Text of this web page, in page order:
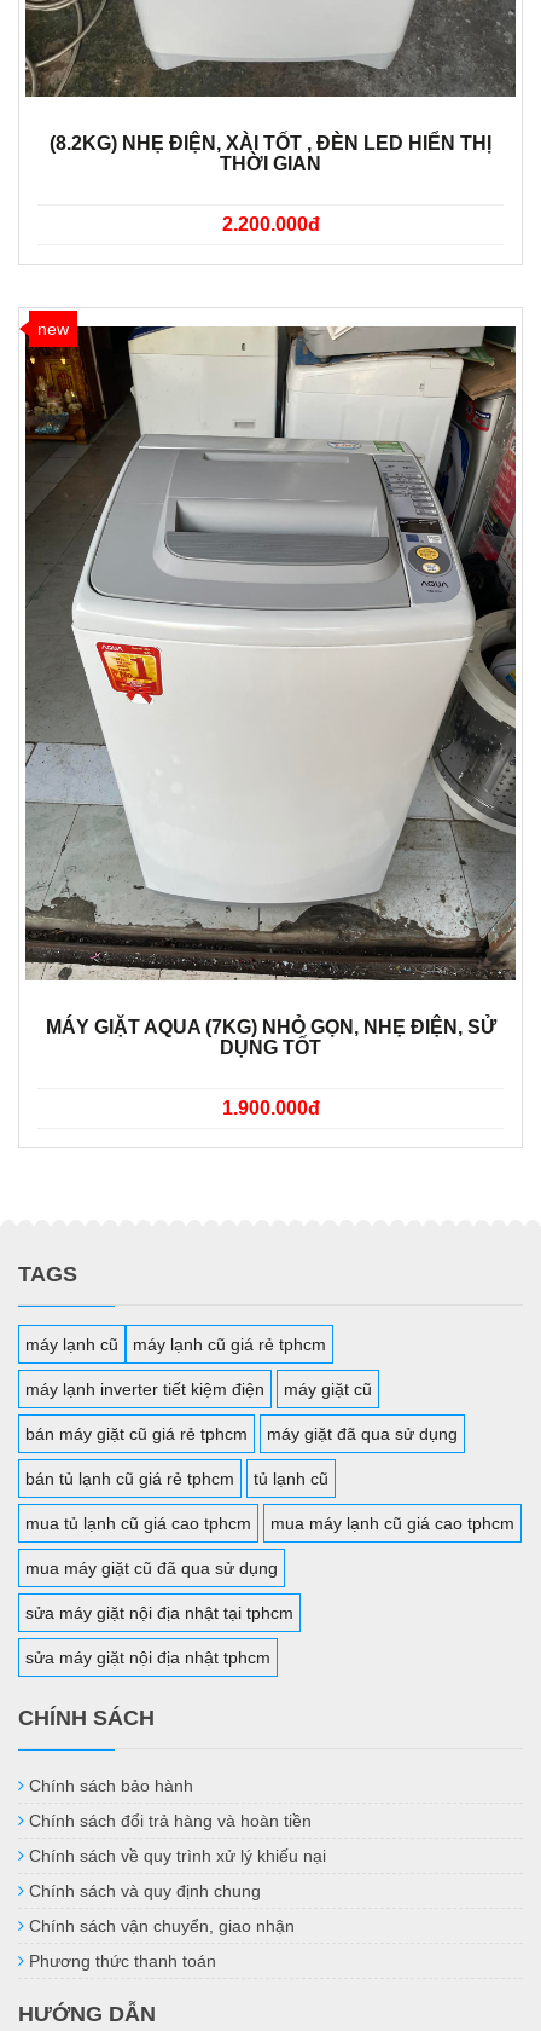
(8.2KG) NHẸ ĐIỆN, XÀI TỐT , ĐÈN LED HIỂN THỊ
THỜI GIAN
2.200.000đ
new
MÁY GIẶT AQUA (7KG) NHỎ GỌN, NHẸ ĐIỆN, SỬ
DỤNG TỐT
1.900.000đ
TAGS
máy lạnh cũ máy lạnh cũ giá rẻ tphcm
máy lạnh inverter tiết kiệm điện máy giặt cũ
bán máy giặt cũ giá rẻ tphcm máy giặt đã qua sử dụng
bán tủ lạnh cũ giá rẻ tphcm tủ lạnh cũ
mua tủ lạnh cũ giá cao tphcm mua máy lạnh cũ giá cao tphcm
mua máy giặt cũ đã qua sử dụng
sửa máy giặt nội địa nhật tại tphcm
sửa máy giặt nội địa nhật tphcm
CHÍNH SÁCH
Chính sách bảo hành
Chính sách đổi trả hàng và hoàn tiền
Chính sách về quy trình xử lý khiếu nại
Chính sách và quy định chung
Chính sách vận chuyển, giao nhận
Phương thức thanh toán
HƯỚNG DẪN